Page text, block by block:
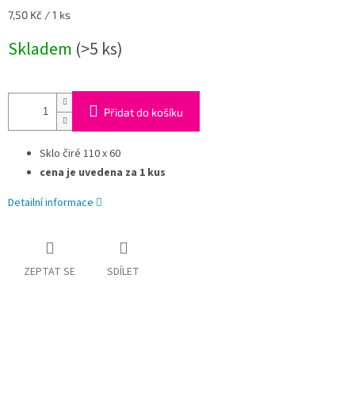
Měrná
7,50 Kč / 1 ks
Skladem (>5 ks)
Přidat do košíku
Sklo čiré 110 x 60
cena je uvedena za 1 kus
Detailní informace
ZEPTAT SE SDÍLET